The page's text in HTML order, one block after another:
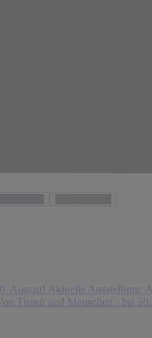
August! Aktuelle Ausstellung:
Tieren und Menschen - bis